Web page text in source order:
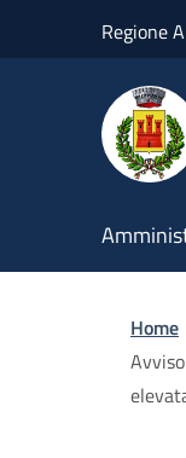
Regione
Home